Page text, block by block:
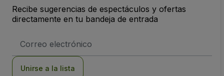
Recibe sugerencias de espectáculos y ofertas
directamente en tu bandeja de entrada
de
Unirse a la lista